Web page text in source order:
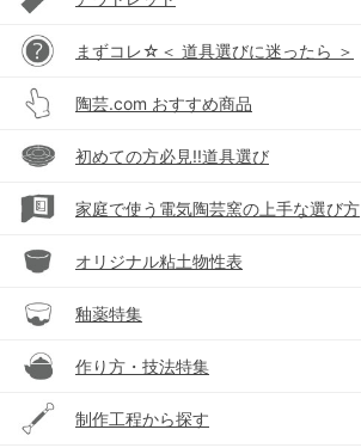
まずコレ☆＜ 道具選びに迷ったら ＞
陶芸.com おすすめ商品
初めての方必見!!道具選び
家庭で使う電気陶芸窯の上手な選び方
オリジナル粘土物性表
釉薬特集
作り方・技法特集
制作工程から探す